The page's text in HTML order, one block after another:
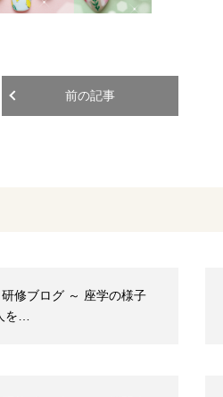
前の記事
修ブログ ～ 座学の様子
を…